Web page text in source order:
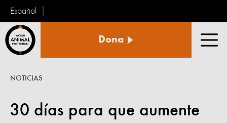
Español
Animal
Dona
30 días para que aumente
NOTICIAS